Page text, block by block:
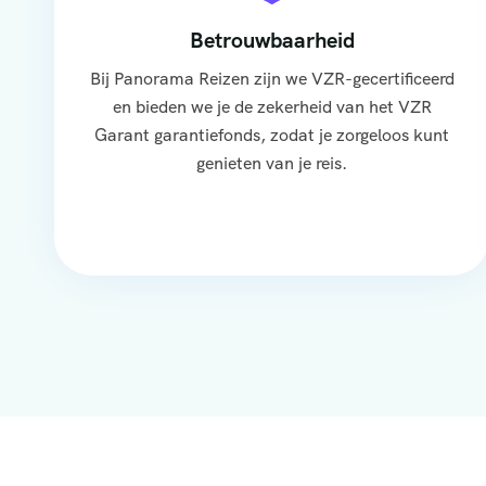
Betrouwbaarheid
Bij Panorama Reizen zijn we VZR-gecertificeerd
en bieden we je de zekerheid van het VZR
Garant garantiefonds, zodat je zorgeloos kunt
genieten van je reis.